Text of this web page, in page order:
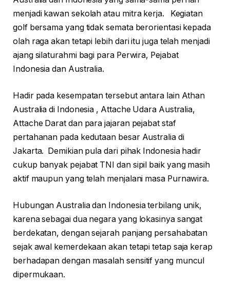
menjadi kawan sekolah atau mitra kerja. Kegiatan
golf bersama yang tidak semata berorientasi kepada
olah raga akan tetapi lebih dari itu juga telah menjadi
ajang silaturahmi bagi para Perwira, Pejabat
Indonesia dan Australia.
Hadir pada kesempatan tersebut antara lain Athan
Australia di Indonesia , Attache Udara Australia,
Attache Darat dan para jajaran pejabat staf
pertahanan pada kedutaan besar Australia di
Jakarta. Demikian pula dari pihak Indonesia hadir
cukup banyak pejabat TNI dan sipil baik yang masih
aktif maupun yang telah menjalani masa Purnawira.
Hubungan Australia dan Indonesia terbilang unik,
karena sebagai dua negara yang lokasinya sangat
berdekatan, dengan sejarah panjang persahabatan
sejak awal kemerdekaan akan tetapi tetap saja kerap
berhadapan dengan masalah sensitif yang muncul
dipermukaan.